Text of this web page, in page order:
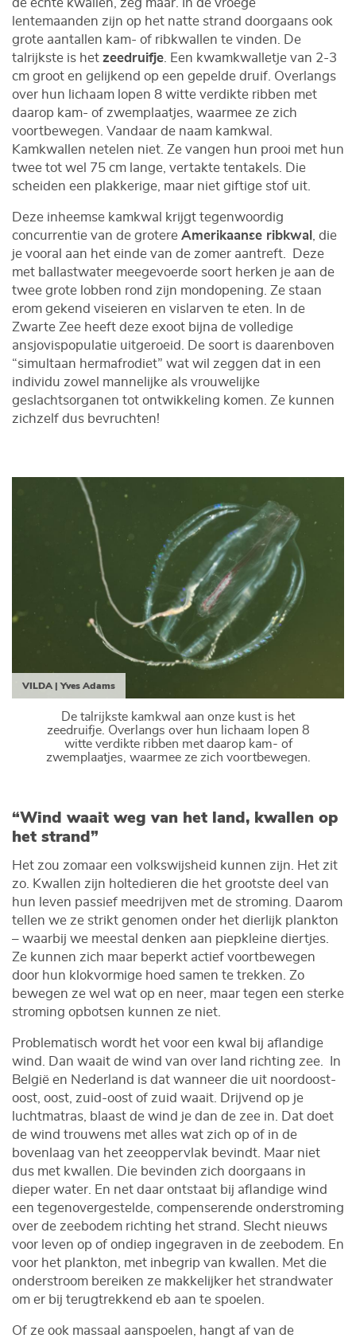
de échte kwallen, zeg maar. In de vroege
lentemaanden zijn op het natte strand doorgaans ook
grote aantallen kam- of ribkwallen te vinden. De
talrijkste is het zeedruifje . Een kwamkwalletje van 2-3
cm groot en gelijkend op een gepelde druif. Overlangs
over hun lichaam lopen 8 witte verdikte ribben met
daarop kam- of zwemplaatjes, waarmee ze zich
voortbewegen. Vandaar de naam kamkwal.
Kamkwallen netelen niet. Ze vangen hun prooi met hun
twee tot wel 75 cm lange, vertakte tentakels. Die
scheiden een plakkerige, maar niet giftige stof uit.
Deze inheemse kamkwal krijgt tegenwoordig
concurrentie van de grotere Amerikaanse ribkwal
, die
je vooral aan het einde van de zomer aantreft. Deze
met ballastwater meegevoerde soort herken je aan de
twee grote lobben rond zijn mondopening. Ze staan
erom gekend viseieren en vislarven te eten. In de
Zwarte Zee heeft deze exoot bijna de volledige
ansjovispopulatie uitgeroeid. De soort is daarenboven
“simultaan hermafrodiet” wat wil zeggen dat in een
individu zowel mannelijke als vrouwelijke
geslachtsorganen tot ontwikkeling komen. Ze kunnen
zichzelf dus bevruchten!
VILDA | Yves Adams
De talrijkste kamkwal aan onze kust is het
zeedruifje. Overlangs over hun lichaam lopen 8
witte verdikte ribben met daarop kam- of
zwemplaatjes, waarmee ze zich voortbewegen.
“Wind waait weg van het land, kwallen op
het strand”
Het zou zomaar een volkswijsheid kunnen zijn. Het zit
zo. Kwallen zijn holtedieren die het grootste deel van
hun leven passief meedrijven met de stroming. Daarom
tellen we ze strikt genomen onder het dierlijk plankton
– waarbij we meestal denken aan piepkleine diertjes.
Ze kunnen zich maar beperkt actief voortbewegen
door hun klokvormige hoed samen te trekken. Zo
bewegen ze wel wat op en neer, maar tegen een sterke
stroming opbotsen kunnen ze niet.
Problematisch wordt het voor een kwal bij aflandige
wind. Dan waait de wind van over land richting zee. In
België en Nederland is dat wanneer die uit noordoost-
oost, oost, zuid-oost of zuid waait. Drijvend op je
luchtmatras, blaast de wind je dan de zee in. Dat doet
de wind trouwens met alles wat zich op of in de
bovenlaag van het zeeoppervlak bevindt. Maar niet
dus met kwallen. Die bevinden zich doorgaans in
dieper water. En net daar ontstaat bij aflandige wind
een tegenovergestelde, compenserende onderstroming
over de zeebodem richting het strand. Slecht nieuws
voor leven op of ondiep ingegraven in de zeebodem. En
voor het plankton, met inbegrip van kwallen. Met die
onderstroom bereiken ze makkelijker het strandwater
om er bij terugtrekkend eb aan te spoelen.
Of ze ook massaal aanspoelen, hangt af van de